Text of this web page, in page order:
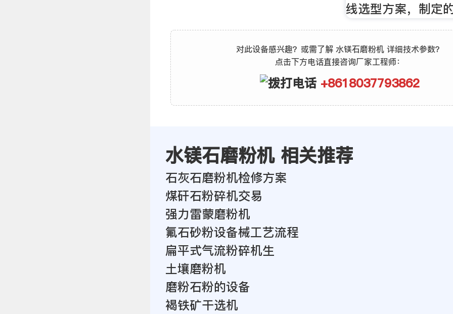
线选型方案，制定
对此设备感兴趣？或需了解 水镁石磨粉机 详细技术参数？
点击下方电话直接咨询厂家工程师：
+8618037793862
水镁石磨粉机 相关推荐
石灰石磨粉机检修方案
煤矸石粉碎机交易
强力雷蒙磨粉机
氟石砂粉设备械工艺流程
扁平式气流粉碎机生
土壤磨粉机
磨粉石粉的设备
褐铁矿干选机